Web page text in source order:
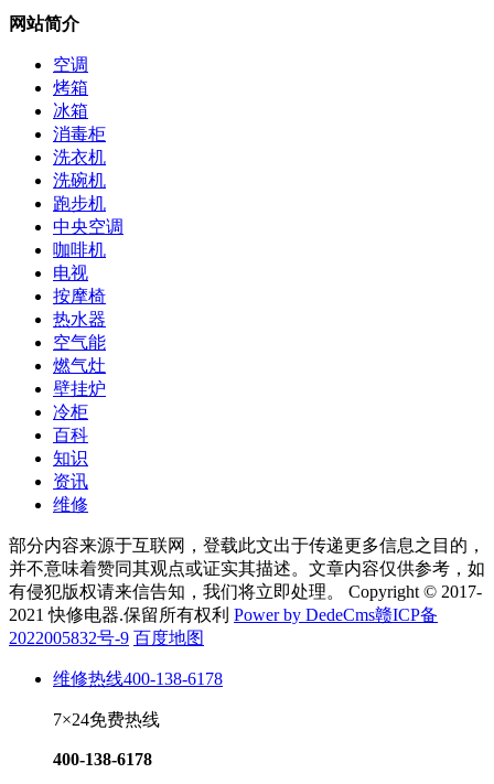
网站简介
空调
烤箱
冰箱
消毒柜
洗衣机
洗碗机
跑步机
中央空调
咖啡机
电视
按摩椅
热水器
空气能
燃气灶
壁挂炉
冷柜
百科
知识
资讯
维修
部分内容来源于互联网，登载此文出于传递更多信息之目的，
并不意味着赞同其观点或证实其描述。文章内容仅供参考，如
有侵犯版权请来信告知，我们将立即处理。 Copyright © 2017-
2021 快修电器.保留所有权利 Power by DedeCms赣ICP备
2022005832号-9 百度地图
维修热线400-138-6178
7×24免费热线
400-138-6178